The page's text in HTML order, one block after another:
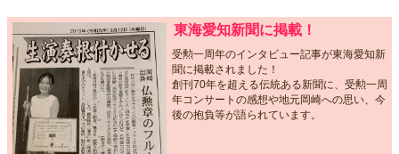
東海愛知新聞に掲載！
受勲一周年のインタビュー記事が東海愛知新
聞に掲載されました！
創刊70年を超える伝統ある新聞に、受勲一周
年コンサートの感想や地元岡崎への思い、今
後の抱負等が語られています。